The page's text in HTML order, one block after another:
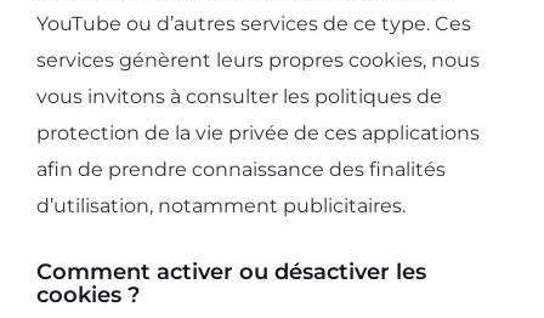
YouTube ou d’autres services de ce type. Ces
services génèrent leurs propres cookies, nous
vous invitons à consulter les politiques de
protection de la vie privée de ces applications
afin de prendre connaissance des finalités
d’utilisation, notamment publicitaires.
Comment activer ou désactiver les
cookies ?